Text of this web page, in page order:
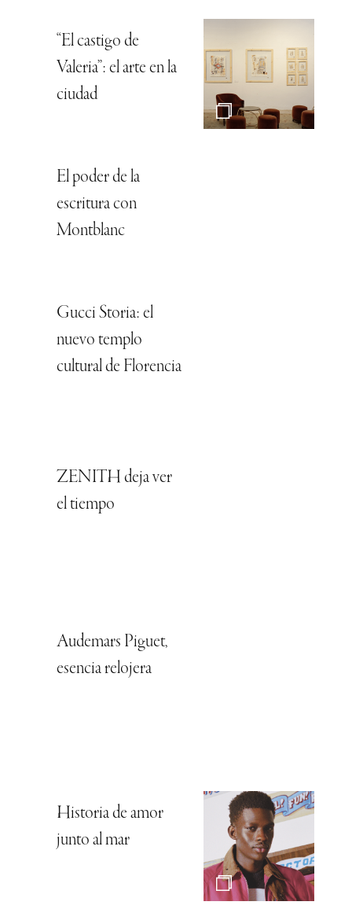
“El castigo de
Valeria”: el arte en la
ciudad
El poder de la
escritura con
Montblanc
Gucci Storia: el
nuevo templo
cultural de Florencia
ZENITH deja ver
el tiempo
Audemars Piguet,
esencia relojera
Historia de amor
junto al mar